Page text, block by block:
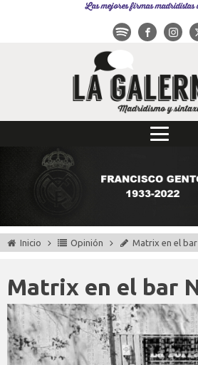
Las mejores firmas madridistas
Inicio Opinión Matrix en el
Matrix en el bar